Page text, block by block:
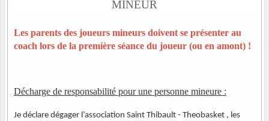
MINEUR
Les parents des joueurs mineurs doivent se présenter au
coach lors de la première séance du joueur (ou en amont) !
Décharge de responsabilité pour une personne mineure :
Je déclare dégager l’association Saint Thibault - Theobasket , les